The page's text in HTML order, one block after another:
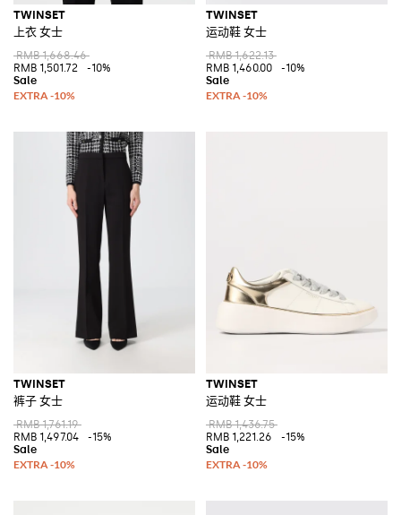
TWINSET
上衣 女士
RMB 1,668.46
RMB 1,501.72
-10%
TWINSET
运动鞋 女士
RMB 1,622.13
RMB 1,460.00
-10%
TWINSET
裤子 女士
RMB 1,761.19
RMB 1,497.04
-15%
TWINSET
运动鞋 女士
RMB 1,436.75
RMB 1,221.26
-15%